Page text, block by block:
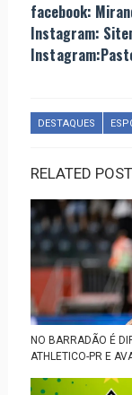
facebook:
Instagram:
DESTAQUES
RELATED
NO BARRADÃO É
ATHLETICO-PR E